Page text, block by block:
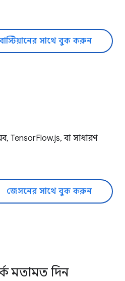
সাথে বুক করুন
TensorFlow.js, বা সাধারণ
জেসনের সাথে বুক করুন
মতামত দিন